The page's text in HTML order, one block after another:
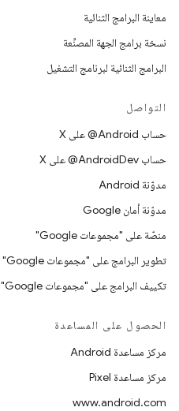
معاينة البرامج الثنائية
نسخة برامج الجهة المصنِّعة
البرامج الثنائية لبرنامج التشغيل
التواصل
حساب ‎@Android على X
حساب ‎@AndroidDev على X
مدوّنة Android
مدوّنة أمان Google
منصّة على "مجموعات Google"
تطوير البرامج على "مجموعات Google"
تكييف البرامج على "مجموعات Google"
الحصول على المساعدة
مركز مساعدة Android
مركز مساعدة Pixel
www.android.com